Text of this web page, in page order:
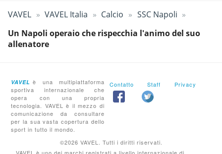
VAVEL VAVEL Italia Calcio
SSC Napoli
Un Napoli operaio che rispecchia l'animo del suo
allenatore
VAVEL è una multipiattaforma
sportiva internazionale che
opera con una propria
tecnologia. VAVEL è il mezzo di
comunicazione da consultare
per la sua vasta copertura dello
sport in tutto il mondo.
Contatto Staff Privacy
©2026 VAVEL. Tutti i diritti riservati.